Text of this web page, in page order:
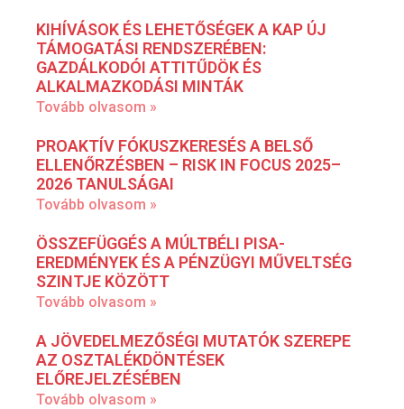
KIHÍVÁSOK ÉS LEHETŐSÉGEK A KAP ÚJ
TÁMOGATÁSI RENDSZERÉBEN:
GAZDÁLKODÓI ATTITŰDÖK ÉS
ALKALMAZKODÁSI MINTÁK
Tovább olvasom »
PROAKTÍV FÓKUSZKERESÉS A BELSŐ
ELLENŐRZÉSBEN – RISK IN FOCUS 2025–
2026 TANULSÁGAI
Tovább olvasom »
ÖSSZEFÜGGÉS A MÚLTBÉLI PISA-
EREDMÉNYEK ÉS A PÉNZÜGYI MŰVELTSÉG
SZINTJE KÖZÖTT
Tovább olvasom »
A JÖVEDELMEZŐSÉGI MUTATÓK SZEREPE
AZ OSZTALÉKDÖNTÉSEK
ELŐREJELZÉSÉBEN
Tovább olvasom »